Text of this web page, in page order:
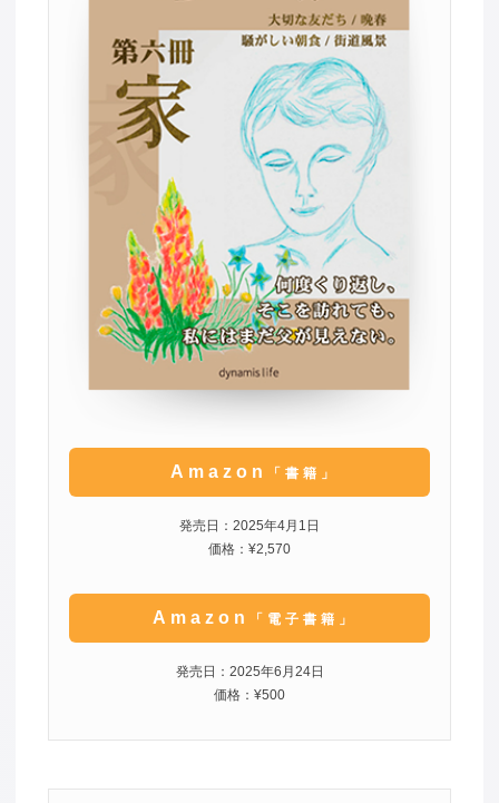
Amazon 「書籍」
発売日：2025年4月1日
価格：¥2,570
Amazon 「電子書籍」
発売日：2025年6月24日
価格：¥500